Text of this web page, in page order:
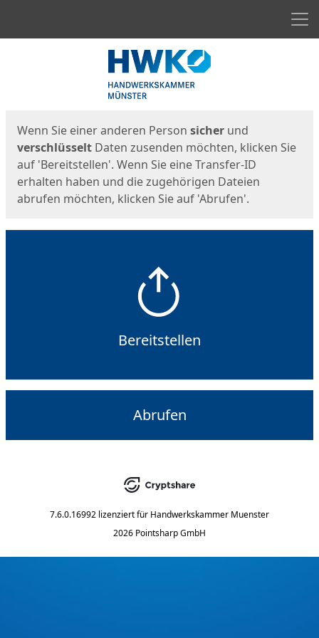
Wenn Sie einer anderen Person sicher und
verschlüsselt Daten zusenden möchten, klicken Sie
auf 'Bereitstellen'. Wenn Sie eine Transfer-ID
erhalten haben und die zugehörigen Dateien
abrufen möchten, klicken Sie auf 'Abrufen'.
Bereitstellen
Abrufen
7.6.0.16992 lizenziert für Handwerkskammer Muenster
2026 Pointsharp GmbH